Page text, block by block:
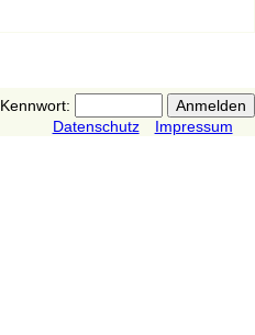
Kennwort:
Datenschutz
Impressum